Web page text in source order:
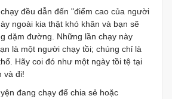
đều dẫn đến "điểm cao của người
ngoài kia thật khó khăn và bạn sẽ
dặm đường. Những lần chạy này
là một người chạy tồi; chúng chỉ là
Hãy coi đó như một ngày tồi tệ tại
và đi!
đang chạy để chia sẻ hoặc